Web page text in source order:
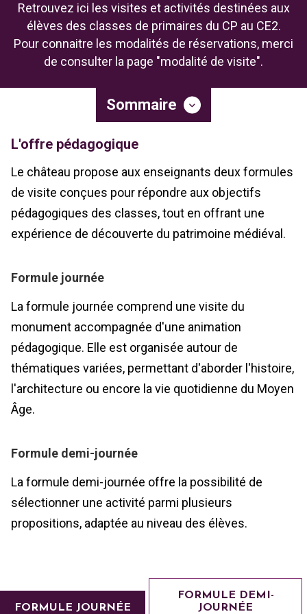
Retrouvez ici les visites et activités destinées aux
élèves des classes de primaires du CP au CE2.
Pour connaitre les modalités de réservations, merci
de consulter la page "modalité de visite".
Sommaire
L'offre pédagogique
Le château propose aux enseignants deux formules
de visite conçues pour répondre aux objectifs
pédagogiques des classes, tout en offrant une
expérience de découverte du patrimoine médiéval.
Formule journée
La formule journée comprend une visite du
monument accompagnée d'une animation
pédagogique. Elle est organisée autour de
thématiques variées, permettant d'aborder l'histoire,
l'architecture ou encore la vie quotidienne du Moyen
Âge.
Formule demi-journée
La formule demi-journée offre la possibilité de
sélectionner une activité parmi plusieurs
propositions, adaptée au niveau des élèves.
FORMULE JOURNÉE
FORMULE DEMI-
JOURNÉE